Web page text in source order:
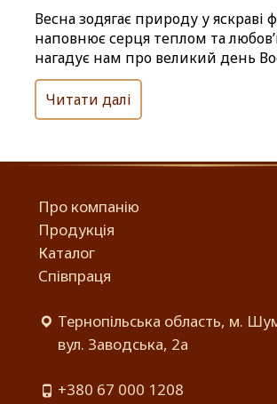
Весна зодягає природу у яскраві
наповнює серця теплом та
нагадує нам про великий день
Читати далі
Про компанію
Продукція
Каталог
Співпраця
Тернопільська область, м.
вул. Заводська, 2а
+380 67 000 1208